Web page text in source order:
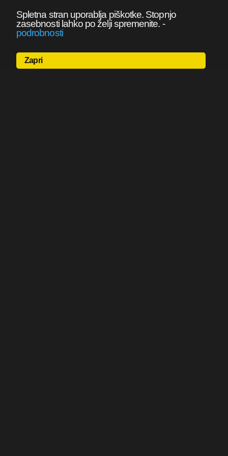
Spletna stran uporablja piškotke. Stopnjo
zasebnosti lahko po želji spremenite. -
podrobnosti
Zapri